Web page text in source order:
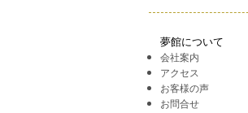
夢館について
会社案内
アクセス
お客様の声
お問合せ